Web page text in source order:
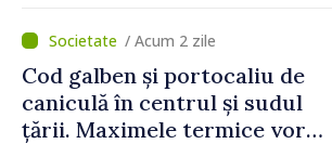
/ Acum 2 zile
Cod galben și portocaliu de
caniculă în centrul și sudul
țării. Maximele termice vor